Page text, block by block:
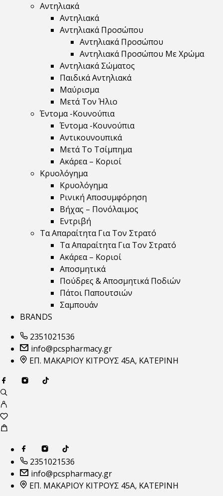
Αντηλιακά
Αντηλιακά
Αντηλιακά Προσώπου
Αντηλιακά Προσώπου
Αντηλιακά Προσώπου Με Χρώμα
Αντηλιακά Σώματος
Παιδικά Αντηλιακά
Μαύρισμα
Mετά Τον Ήλιο
Έντομα -Κουνούπια
Έντομα -Κουνούπια
Αντικουνουπικά
Μετά Το Τσίμπημα
Ακάρεα – Κοριοί
Κρυολόγημα
Κρυολόγημα
Ρινική Αποσυμφόρηση
Βήχας – Πονόλαιμος
Εντριβή
Τα Απαραίτητα Για Τον Στρατό
Τα Απαραίτητα Για Τον Στρατό
Ακάρεα – Κοριοί
Αποσμητικά
Πούδρες & Αποσμητικά Ποδιών
Πάτοι Παπουτσιών
Σαμπουάν
BRANDS
2351021536
info@pcspharmacy.gr
ΕΠ. ΜΑΚΑΡΙΟΥ ΚΙΤΡΟΥΣ 45Α, ΚΑΤΕΡΙΝΗ
2351021536
info@pcspharmacy.gr
ΕΠ. ΜΑΚΑΡΙΟΥ ΚΙΤΡΟΥΣ 45Α, ΚΑΤΕΡΙΝΗ